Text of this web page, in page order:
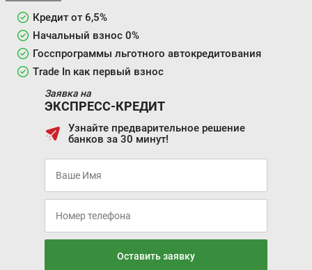
Кредит от 6,5%
Начальный взнос 0%
Госспрограммы льготного автокредитования
Trade In как первый взнос
Заявка на
ЭКСПРЕСС-КРЕДИТ
Узнайте предварительное решение
банков за 30 минут!
Оставить заявку